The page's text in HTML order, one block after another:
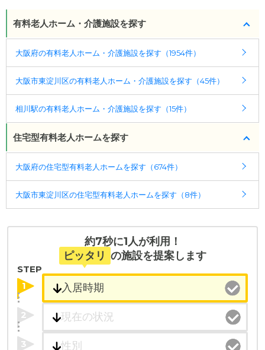
有料老人ホーム・介護施設を探す
大阪府の有料老人ホーム・介護施設を探す（1954件）
大阪市東淀川区の有料老人ホーム・介護施設を探す（45件）
相川駅の有料老人ホーム・介護施設を探す（15件）
住宅型有料老人ホームを探す
大阪府の住宅型有料老人ホームを探す（674件）
大阪市東淀川区の住宅型有料老人ホームを探す（8件）
約7秒に1人が利用！
ピッタリ の施設を提案します
STEP
1
2
3